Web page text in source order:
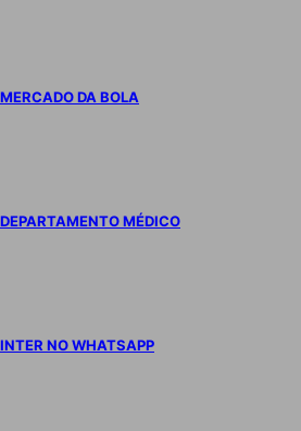
MERCADO DA BOLA
DEPARTAMENTO MÉDICO
INTER NO WHATSAPP